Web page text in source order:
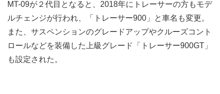
MT-09が２代目となると、2018年にトレーサーの方もモデ
ルチェンジが行われ、「トレーサー900」と車名も変更。
また、サスペンションのグレードアップやクルーズコント
ロールなどを装備した上級グレード「トレーサー900GT」
も設定された。